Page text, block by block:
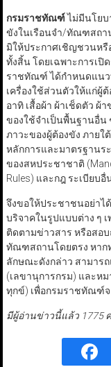
กรมราชทัณฑ์ไม่มีนโยบ
ขังในเรือนจำ/ทัณฑสถา
มิให้ประกาศเชิญชวนหรื
ทั้งสิ้น โดยเฉพาะการเปิ
ราชทัณฑ์ ได้กำหนดแน
เครื่องใช้ส่วนตัวให้แก่ผู้
อาทิ เสื้อผ้า ผ้าเช็ดตัว
ของใช้จำเป็นพื้นฐานอื่
ภาวะของผู้ต้องขัง ภาย
หลักการและมาตรฐานร
ของสหประชาชาติ
Rules) และกฎ ระเบียบอื่
จึงขอให้ประชาชนอย่าไ
บริจาคในรูปแบบต่าง ๆ
ติดตามข่าวสาร หรือสอ
ทัณฑสถานโดยตรง หาก
ลักษณะดังกล่าว สามารถ
(เลขานุการกรม) และหม
ทุกข์) เพื่อกรมราชทัณฑ์จ
มีผู้อ่านข่าวนี้แล้ว 1775